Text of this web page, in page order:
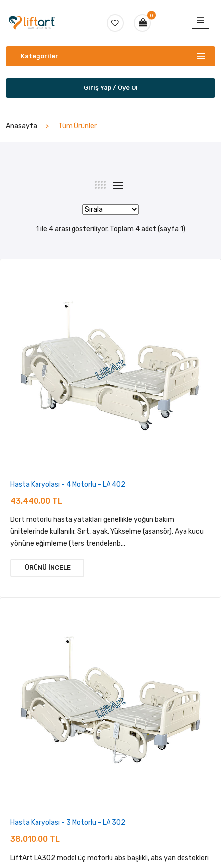
0
Kategoriler
Giriş Yap / Üye Ol
Anasayfa Tüm Ürünler
1 ile 4 arası gösteriliyor. Toplam 4 adet (sayfa 1)
Hasta Karyolası - 3 Motorlu - LA 302
38.010,00 TL
LiftArt LA302 model üç motorlu abs başlıklı, abs yan destekleri
Hasta Karyolası - 4 Motorlu - LA 402
43.440,00 TL
Dört motorlu hasta yatakları genellikle yoğun bakım
ünitelerinde kullanılır. Sırt, ayak, Yükselme (asansör), Aya kucu
yönüne eğimleme (ters trendelenb...
ÜRÜNÜ İNCELE